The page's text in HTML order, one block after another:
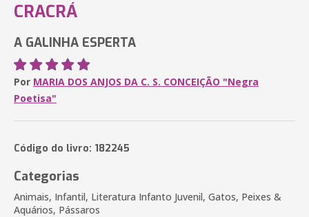
CRACRÁ
A GALINHA ESPERTA
Por MARIA DOS ANJOS DA C. S. CONCEIÇÃO "Negra
Poetisa"
Código do livro: 182245
Categorias
Animais, Infantil, Literatura Infanto Juvenil, Gatos, Peixes &
Aquários, Pássaros